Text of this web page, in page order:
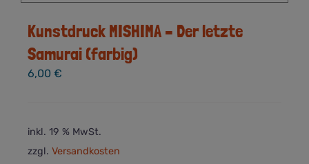
Kunstdruck MISHIMA – Der letzte
Samurai (farbig)
6,00 €
inkl. 19 % MwSt.
zzgl. Versandkosten